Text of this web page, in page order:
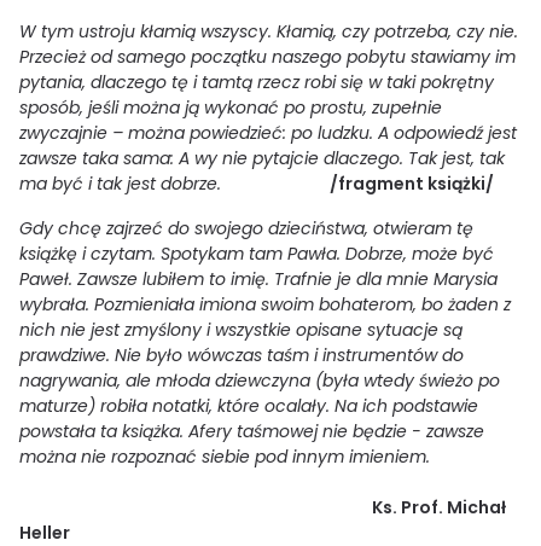
W tym ustroju kłamią wszyscy. Kłamią, czy potrzeba, czy nie.
Przecież od samego początku naszego pobytu stawiamy im
pytania, dlaczego tę i tamtą rzecz robi się w taki pokrętny
sposób, jeśli można ją wykonać po prostu, zupełnie
zwyczajnie – można powiedzieć: po ludzku. A odpowiedź jest
zawsze taka sama: A wy nie pytajcie dlaczego. Tak jest, tak
ma być i tak jest dobrze. /fragment książki/
Gdy chcę zajrzeć do swojego dzieciństwa, otwieram tę
książkę i czytam. Spotykam tam Pawła. Dobrze, może być
Paweł. Zawsze lubiłem to imię. Trafnie je dla mnie Marysia
wybrała. Pozmieniała imiona swoim bohaterom, bo żaden z
nich nie jest zmyślony i wszystkie opisane sytuacje są
prawdziwe. Nie było wówczas taśm i instrumentów do
nagrywania, ale młoda dziewczyna (była wtedy świeżo po
maturze) robiła notatki, które ocalały. Na ich podstawie
powstała ta książka. Afery taśmowej nie będzie - zawsze
można nie rozpoznać siebie pod innym imieniem.
Ks. Prof. Michał
Heller